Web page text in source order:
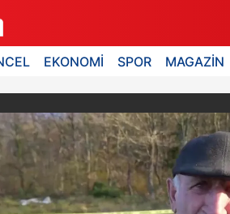
EKONOMİ SPOR MAGAZİN